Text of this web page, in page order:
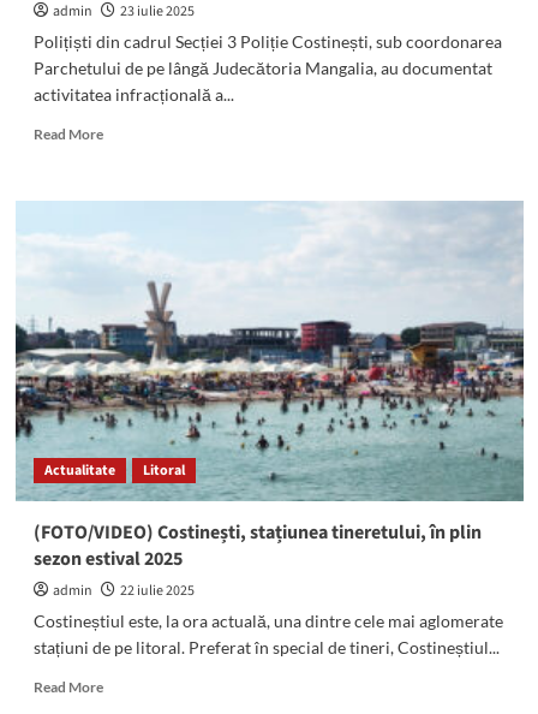
admin
23 iulie 2025
Polițiști din cadrul Secției 3 Poliție Costinești, sub coordonarea
Parchetului de pe lângă Judecătoria Mangalia, au documentat
activitatea infracțională a...
Read MoreRead
Un
bătaie
fosta
iubită,
la
Costinești.
o
lună
victima
fusese
agresată
același
individ
Actualitate Litoral
(FOTO/VIDEO) Costinești, stațiunea tineretului, în plin
sezon estival 2025
admin
22 iulie 2025
Costineștiul este, la ora actuală, una dintre cele mai aglomerate
stațiuni de pe litoral. Preferat în special de tineri, Costineștiul...
Read MoreRead